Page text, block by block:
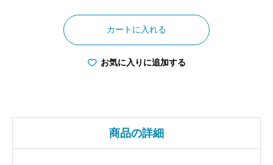
歌
山
県
の
日
カートに入れる
お気に入りに追加する
商品の詳細